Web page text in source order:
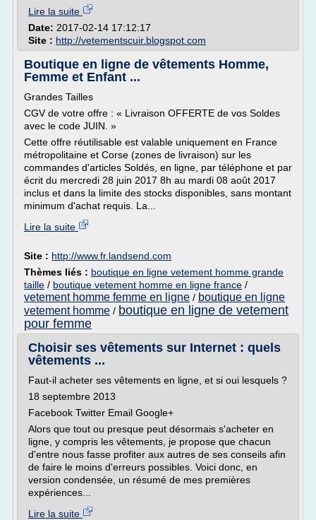
Lire la suite
Date: 2017-02-14 17:12:17
Site : http://vetementscuir.blogspot.com
Boutique en ligne de vêtements Homme,
Femme et Enfant ...
Grandes Tailles
CGV de votre offre : « Livraison OFFERTE de vos Soldes
avec le code JUIN. »
Cette offre réutilisable est valable uniquement en France
métropolitaine et Corse (zones de livraison) sur les
commandes d'articles Soldés, en ligne, par téléphone et par
écrit du mercredi 28 juin 2017 8h au mardi 08 août 2017
inclus et dans la limite des stocks disponibles, sans montant
minimum d'achat requis. La...
Lire la suite
Site : http://www.fr.landsend.com
Thèmes liés : boutique en ligne vetement homme grande
taille / boutique vetement homme en ligne france /
vetement homme femme en ligne / boutique en ligne
vetement homme / boutique en ligne de vetement
pour femme
Choisir ses vêtements sur Internet : quels
vêtements ...
Faut-il acheter ses vêtements en ligne, et si oui lesquels ?
18 septembre 2013
Facebook Twitter Email Google+
Alors que tout ou presque peut désormais s'acheter en
ligne, y compris les vêtements, je propose que chacun
d'entre nous fasse profiter aux autres de ses conseils afin
de faire le moins d'erreurs possibles. Voici donc, en
version condensée, un résumé de mes premières
expériences...
Lire la suite